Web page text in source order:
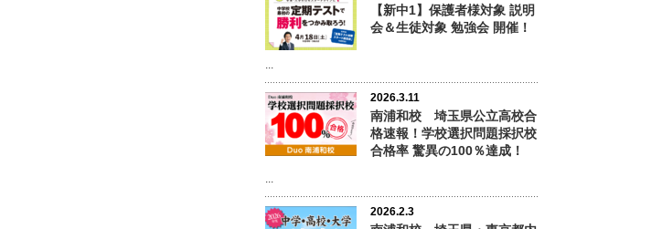
【新中1】保護者様対象 説明
会＆生徒対象 勉強会 開催！
...
2026.3.11
南浦和校 埼玉県公立高校合
格速報！学校選択問題採択校
合格率 驚異の100％達成！
...
2026.2.3